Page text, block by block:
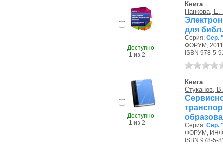
Доступно
1 из 2
Книга
Панкова, Е.
для
Серия: Сер.
ФОРУМ, 2011
ISBN 978-5-
Доступно
1 из 2
Книга
Стуканов,
Серия: Сер.
ФОРУМ,
ISBN 978-5-